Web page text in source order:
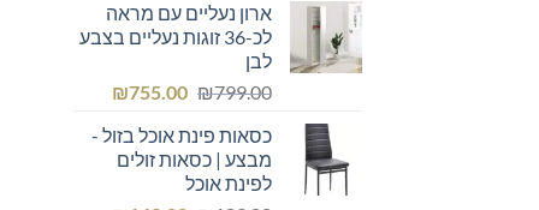
היה:
₪595.00.
הוא:
₪569.00.
ארון נעליים עם מראה
לכ-36 זוגות נעליים בצבע
לבן
₪799.00
המחיר
היה:
₪799.00.
₪755.00
המחיר
הוא:
כסאות פינת אוכל בזול -
מבצע | כסאות זולים
לפינת אוכל